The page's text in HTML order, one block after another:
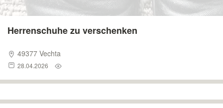
Herrenschuhe zu verschenken
49377 Vechta
28.04.2026